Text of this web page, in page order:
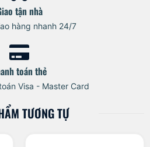
tận nhà
hàng nhanh 24/7
toán thẻ
Visa - Master Card
TƯƠNG TỰ